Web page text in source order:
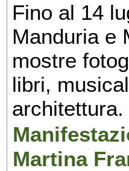
Fino al 14
Manduria e
mostre
libri,
architettura.
Martina